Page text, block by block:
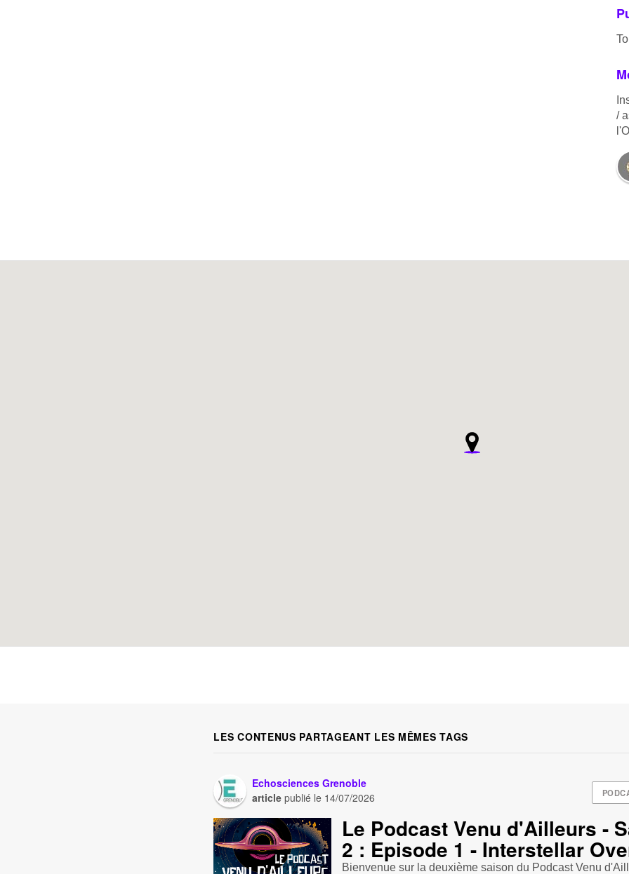
/
LES CONTENUS PARTAGEANT LES MÊMES TAGS
Echosciences Grenoble
article publié le 14/07/2026
Le Podcast Venu d'Ailleurs -
2 : Episode 1 - Interstellar
Bienvenue sur la deuxième saison du Podcast Venu